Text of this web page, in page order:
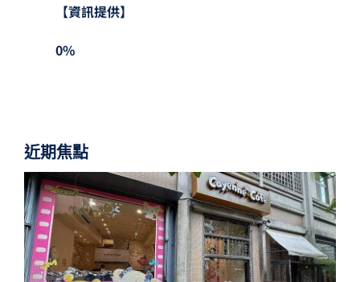
【資訊提供】
0%
近期焦點